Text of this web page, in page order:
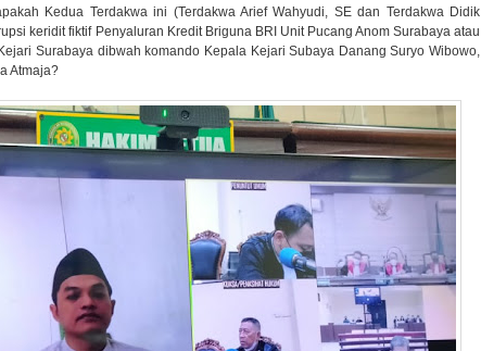
Kedua Terdakwa ini (Terdakwa Arief Wahyudi, SE dan Terdakwa Didik
keridit fiktif Penyaluran Kredit Briguna BRI Unit Pucang Anom Surabaya atau
Surabaya dibwah komando Kepala Kejari Subaya Danang Suryo Wibowo,
Atmaja?